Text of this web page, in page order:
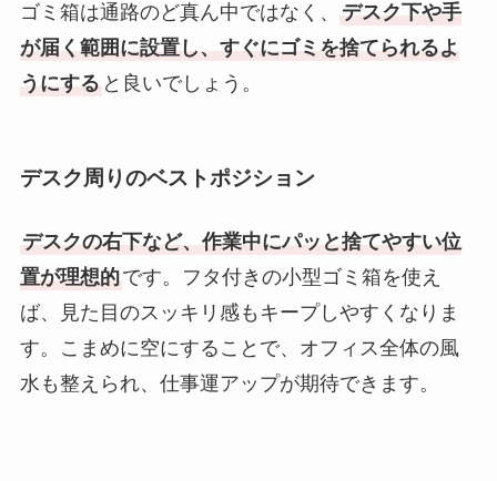
ゴミ箱は通路のど真ん中ではなく、
デスク下や手
が届く範囲に設置し、すぐにゴミを捨てられるよ
うにする と良いでしょう。
デスク周りのベストポジション
デスクの右下など、作業中にパッと捨てやすい位
置が理想的です。フタ付きの小型ゴミ箱を使え
ば、見た目のスッキリ感もキープしやすくなりま
す。こまめに空にすることで、オフィス全体の風
水も整えられ、仕事運アップが期待できます。